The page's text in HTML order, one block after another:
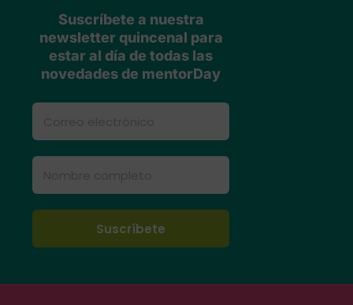
Suscríbete a nuestra
newsletter quincenal para
estar al día de todas las
novedades de mentorDay